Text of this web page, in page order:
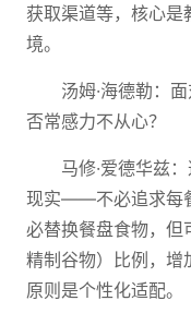
获取渠道等，核心是
境。
汤姆·海德勒：
否常感力不从心？
马修·爱德华兹
现实——不必追求每
必替换餐盘食物，但
精制谷物）比例，增
原则是个性化适配。